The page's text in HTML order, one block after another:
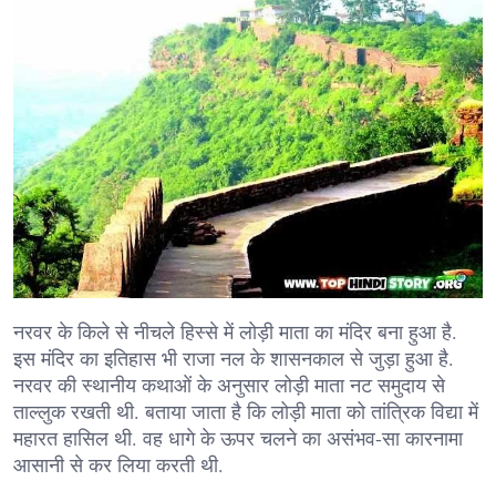
नरवर के किले से नीचले हिस्से में लोड़ी माता का मंदिर बना हुआ है.
इस मंदिर का इतिहास भी राजा नल के शासनकाल से जुड़ा हुआ है.
नरवर की स्थानीय कथाओं के अनुसार लोड़ी माता नट समुदाय से
ताल्लुक रखती थी. बताया जाता है कि लोड़ी माता को तांत्रिक विद्या में
महारत हासिल थी. वह धागे के ऊपर चलने का असंभव-सा कारनामा
आसानी से कर लिया करती थी.